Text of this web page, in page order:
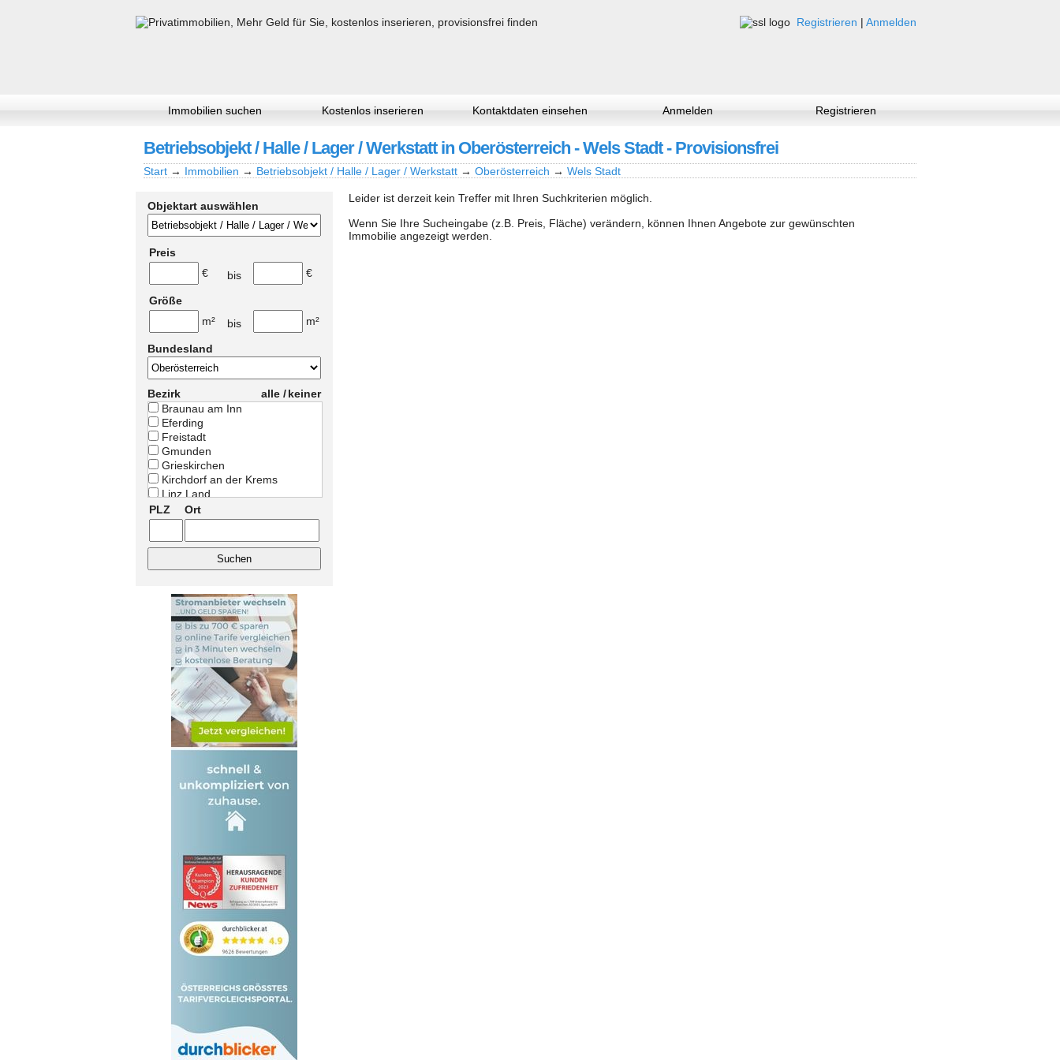
Registrieren | Anmelden
Immobilien suchen Kostenlos inserieren Kontaktdaten einsehen Anmelden Registrieren
Betriebsobjekt / Halle / Lager / Werkstatt in Oberösterreich - Wels Stadt - Provisionsfrei
Start → Immobilien → Betriebsobjekt / Halle / Lager / Werkstatt → Oberösterreich → Wels Stadt
Objektart auswählen
Preis
€
bis €
Größe
m²
bis m²
Bundesland
Bezirk alle /keiner
Braunau am Inn
Eferding
Freistadt
Gmunden
Grieskirchen
Kirchdorf an der Krems
Linz Land
Linz Stadt
Perg
Rohrbach
Steyr Stadt
Urfahr-Umgebung
Vöcklabruck
Wels Land
Wels Stadt
PLZ Ort
Leider ist derzeit kein Treffer mit Ihren Suchkriterien möglich.
Wenn Sie Ihre Sucheingabe (z.B. Preis, Fläche) verändern, können Ihnen Angebote zur gewünschten
Immobilie angezeigt werden.